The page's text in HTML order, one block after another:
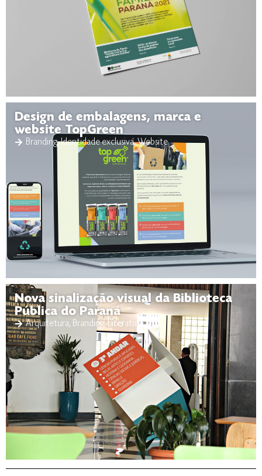
Design de embalagens, marca e
website TopGreen
Branding,Identidade exclusiva,Website
Nova sinalização visual da Biblioteca
Pública do Paraná
Arquitetura, Branding,Literatura